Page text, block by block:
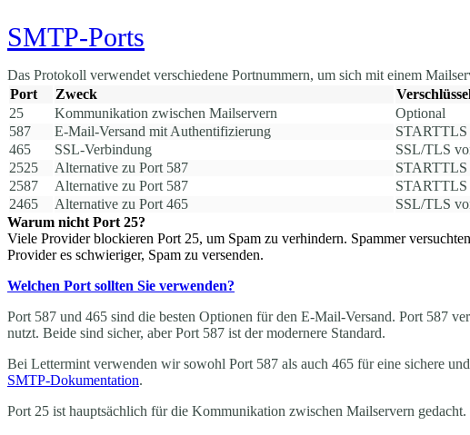
SMTP-Ports
Das Protokoll verwendet verschiedene Portnummern, um sich mit einem
Port
Zweck
25
Kommunikation zwischen Mailservern Optional
587
E-Mail-Versand mit Authentifizierung STARTTLS
465
SSL-Verbindung SSL/TLS
2525
Alternative zu Port 587 STARTTLS
2587
Alternative zu Port 587 STARTTLS
2465
Alternative zu Port 465 SSL/TLS
Warum nicht Port 25?
Viele Provider blockieren Port 25, um Spam zu verhindern. Spammer
Provider es schwieriger, Spam zu versenden.
Welchen Port sollten Sie verwenden?
Port 587 und 465 sind die besten Optionen für den E-Mail-Versand. Port 587
nutzt. Beide sind sicher, aber Port 587 ist der modernere Standard.
Bei Lettermint verwenden wir sowohl Port 587 als auch 465 für eine sichere
SMTP-Dokumentation.
Port 25 ist hauptsächlich für die Kommunikation zwischen Mailservern